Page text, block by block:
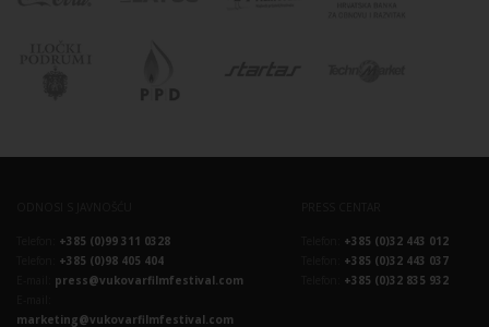
+385 (0)99 311 0328
+385 (0)98 405 404
press@vukovarfilmfestival.com
marketing@vukovarfilmfestival.com
+385 (0)32 443 012
+385 (0)32 443 037
+385 (0)32 835 932